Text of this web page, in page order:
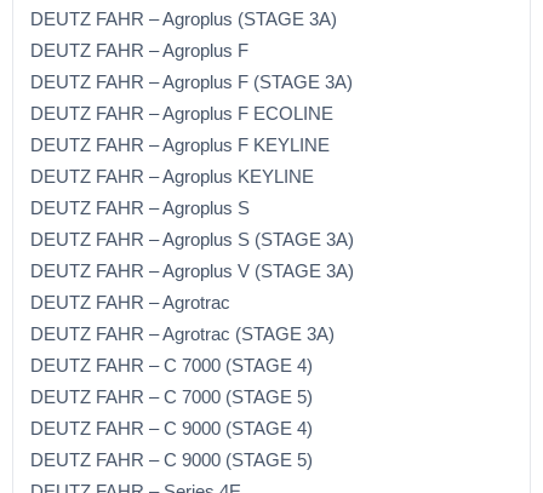
DEUTZ FAHR – Agroplus (STAGE 3A)
DEUTZ FAHR – Agroplus F
DEUTZ FAHR – Agroplus F (STAGE 3A)
DEUTZ FAHR – Agroplus F ECOLINE
DEUTZ FAHR – Agroplus F KEYLINE
DEUTZ FAHR – Agroplus KEYLINE
DEUTZ FAHR – Agroplus S
DEUTZ FAHR – Agroplus S (STAGE 3A)
DEUTZ FAHR – Agroplus V (STAGE 3A)
DEUTZ FAHR – Agrotrac
DEUTZ FAHR – Agrotrac (STAGE 3A)
DEUTZ FAHR – C 7000 (STAGE 4)
DEUTZ FAHR – C 7000 (STAGE 5)
DEUTZ FAHR – C 9000 (STAGE 4)
DEUTZ FAHR – C 9000 (STAGE 5)